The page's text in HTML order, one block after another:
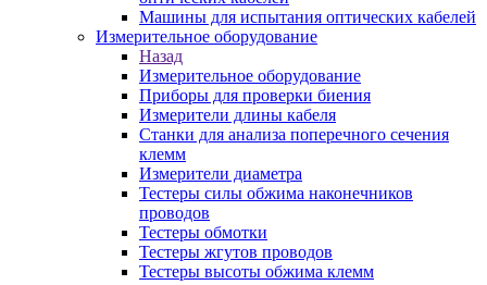
Машины для испытания оптических кабелей
Измерительное оборудование
Назад
Измерительное оборудование
Приборы для проверки биения
Измерители длины кабеля
Станки для анализа поперечного сечения
клемм
Измерители диаметра
Тестеры силы обжима наконечников
проводов
Тестеры обмотки
Тестеры жгутов проводов
Тестеры высоты обжима клемм